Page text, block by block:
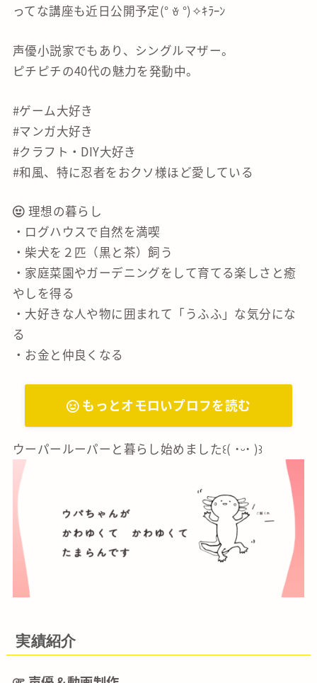
ってな講座も近日公開予定(° ꈊ °)✧ｷﾗｰﾝ
声優小説家でもあり、シングルマザー。
ピチピチの40代の魅力を発動中。
#ゲーム大好き
#マンガ大好き
#クラフト・DIY大好き
#和風、特に忍者をおクソ様ほど愛している
理想の暮らし
・ログハウスで自然を満喫
・柴犬を２匹（黒と茶）飼う
・家庭菜園やガーデニングをして育てる楽しさと癒
やしを得る
・大好きな人や物に囲まれて「うふふ」な気分にな
る
・お金と仲良くなる
もっとオモロいプロフを読む
ウーパールーパーと暮らし始めました꒰( ˙ᵕ‎˙ )꒱
実績紹介